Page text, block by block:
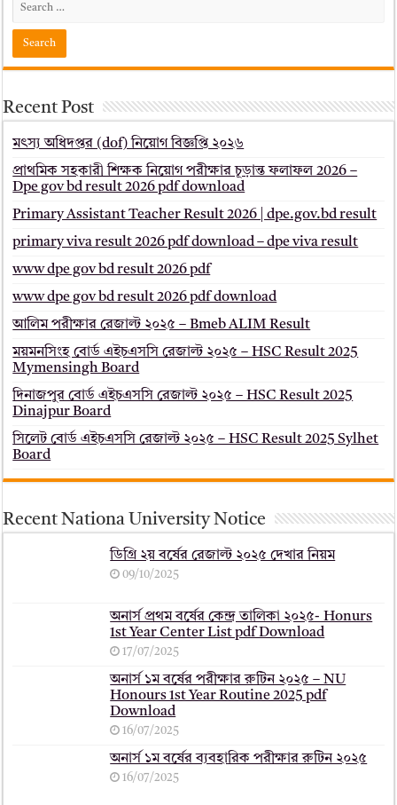
Recent Post
মৎস্য অধিদপ্তর (dof) নিয়োগ বিজ্ঞপ্তি ২০২৬
প্রাথমিক সহকারী শিক্ষক নিয়োগ পরীক্ষার চূড়ান্ত ফলাফল 2026 –
Dpe gov bd result 2026 pdf download
Primary Assistant Teacher Result 2026 | dpe.gov.bd result
primary viva result 2026 pdf download – dpe viva result
www dpe gov bd result 2026 pdf
www dpe gov bd result 2026 pdf download
আলিম পরীক্ষার রেজাল্ট ২০২৫ – Bmeb ALIM Result
ময়মনসিংহ বোর্ড এইচএসসি রেজাল্ট ২০২৫ – HSC Result 2025
Mymensingh Board
দিনাজপুর বোর্ড এইচএসসি রেজাল্ট ২০২৫ – HSC Result 2025
Dinajpur Board
সিলেট বোর্ড এইচএসসি রেজাল্ট ২০২৫ – HSC Result 2025 Sylhet
Board
Recent Nationa University Notice
ডিগ্রি ২য় বর্ষের রেজাল্ট ২০২৫ দেখার নিয়ম
09/10/2025
অনার্স প্রথম বর্ষের কেন্দ্র তালিকা ২০২৫- Honurs
1st Year Center List pdf Download
17/07/2025
অনার্স ১ম বর্ষের পরীক্ষার রুটিন ২০২৫ – NU
Honours 1st Year Routine 2025 pdf
Download
16/07/2025
অনার্স ১ম বর্ষের ব্যবহারিক পরীক্ষার ‍রুটিন ২০২৫
16/07/2025